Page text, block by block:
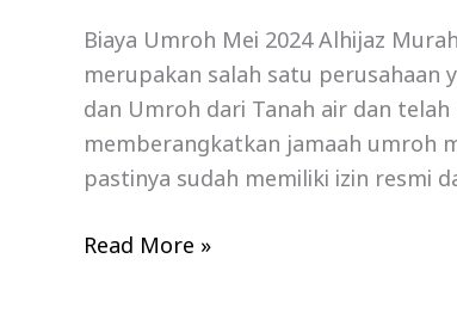
Biaya Umroh Mei 2024 Alhijaz
merupakan salah satu perusahaan
dan Umroh dari Tanah air dan
memberangkatkan jamaah umroh
pastinya sudah memiliki izin resmi
Read More »